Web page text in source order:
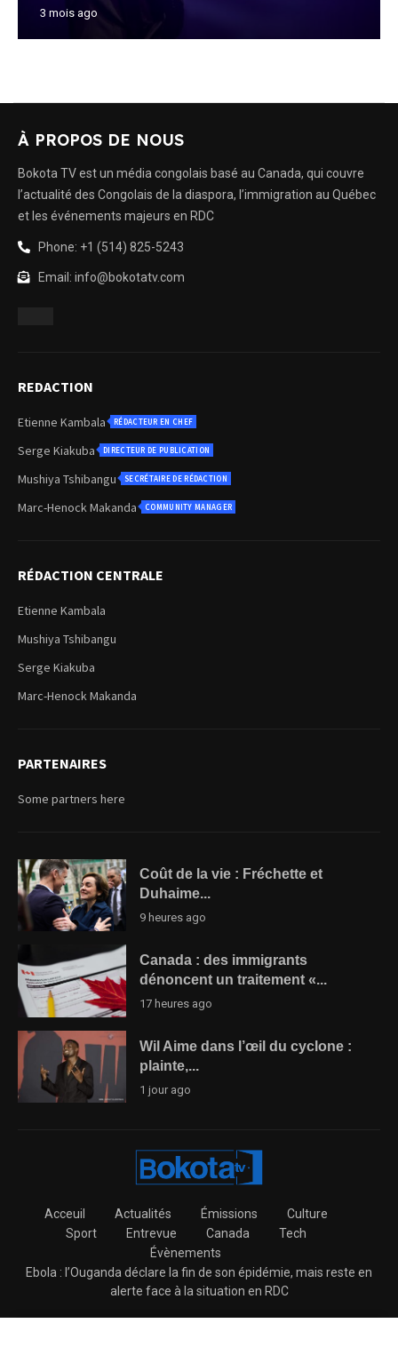
3 mois ago
À PROPOS DE NOUS
Bokota TV est un média congolais basé au Canada, qui couvre
l’actualité des Congolais de la diaspora, l’immigration au Québec
et les événements majeurs en RDC
Phone: +1 (514) 825-5243
Email: info@bokotatv.com
REDACTION
Etienne Kambala RÉDACTEUR EN CHEF
Serge Kiakuba DIRECTEUR DE PUBLICATION
Mushiya Tshibangu SECRÉTAIRE DE RÉDACTION
Marc-Henock Makanda COMMUNITY MANAGER
RÉDACTION CENTRALE
Etienne Kambala
Mushiya Tshibangu
Serge Kiakuba
Marc-Henock Makanda
PARTENAIRES
Some partners here
Coût de la vie : Fréchette et
Duhaime...
9 heures ago
Canada : des immigrants
dénoncent un traitement «...
17 heures ago
Wil Aime dans l’œil du cyclone :
plainte,...
1 jour ago
Acceuil Actualités Émissions
Culture
Sport
Entrevue Canada
Tech
Évènements
Ebola : l’Ouganda déclare la fin de son épidémie, mais reste en
alerte face à la situation en RDC